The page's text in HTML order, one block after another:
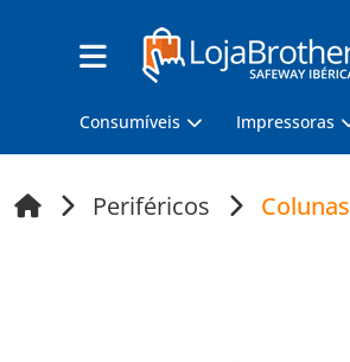
Consumíveis Impressoras
Periféricos Colunas